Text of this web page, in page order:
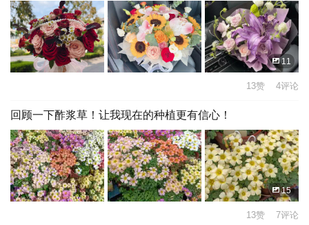
11
13赞 4评论
回顾一下酢浆草！让我现在的种植更有信心！
15
13赞 7评论